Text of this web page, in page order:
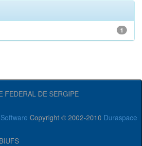
1
FEDERAL DE SERGIPE
Copyright © 2002-2010 Duraspace